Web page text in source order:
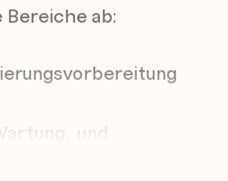
ab:
und